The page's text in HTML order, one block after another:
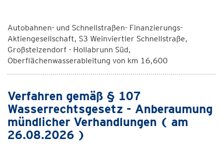
Autobahnen- und Schnellstraßen- Finanzierungs-
Aktiengesellschaft, S3 Weinviertler Schnellstraße,
Großstelzendorf - Hollabrunn Süd,
Oberflächenwasserableitung von km 16,600
Verfahren gemäß § 107
Wasserrechtsgesetz - Anberaumung
mündlicher Verhandlungen ( am
26.08.2026 )